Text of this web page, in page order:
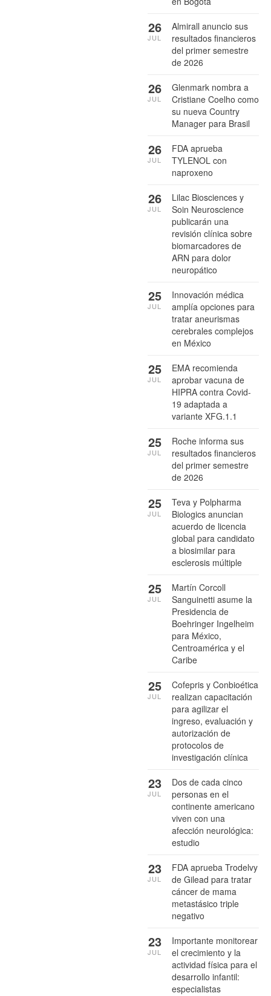
Almirall anuncio sus
resultados financieros
del primer semestre
de 2026
26
JUL
Glenmark nombra a
Cristiane Coelho como
su nueva Country
Manager para Brasil
26
JUL
FDA aprueba
TYLENOL con
naproxeno
26
JUL
Lilac Biosciences y
Soin Neuroscience
publicarán una
revisión clínica sobre
biomarcadores de
ARN para dolor
neuropático
26
JUL
Innovación médica
amplía opciones para
tratar aneurismas
cerebrales complejos
en México
25
JUL
EMA recomienda
aprobar vacuna de
HIPRA contra Covid-
19 adaptada a
variante XFG.1.1
25
JUL
Roche informa sus
resultados financieros
del primer semestre
de 2026
25
JUL
Teva y Polpharma
Biologics anuncian
acuerdo de licencia
global para candidato
a biosimilar para
esclerosis múltiple
25
JUL
Martín Corcoll
Sanguinetti asume la
Presidencia de
Boehringer Ingelheim
para México,
Centroamérica y el
Caribe
25
JUL
Cofepris y Conbioética
realizan capacitación
para agilizar el
ingreso, evaluación y
autorización de
protocolos de
investigación clínica
25
JUL
Dos de cada cinco
personas en el
continente americano
viven con una
afección neurológica:
estudio
23
JUL
FDA aprueba Trodelvy
de Gilead para tratar
cáncer de mama
metastásico triple
negativo
23
JUL
Importante monitorear
el crecimiento y la
actividad física para el
desarrollo infantil:
especialistas
23
JUL